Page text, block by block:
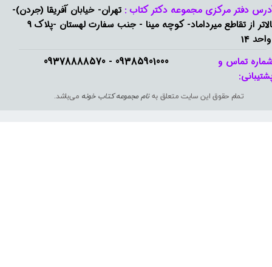
09385901000 - 09378888570​​​​​​​
دفتر مرکزی مجموعه دکتر کتاب : تهران- خیابان آفریقا (جردن)-
بالاتر از تقاطع میرداماد- کوچه مینا - جنب سفارت لهستان -پلاک 9
14
تمام حقوق این سایت متعلق بهنام مجموعه کتاب خونه می‌باشد.
تماس و